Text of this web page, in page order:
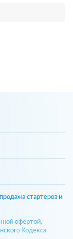
стартеров и
офертой,
Кодекса